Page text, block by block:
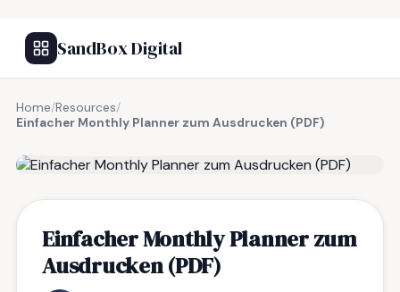
SandBox Digital
Home/Resources/
Einfacher Monthly Planner zum Ausdrucken (PDF)
Einfacher Monthly Planner zum
Ausdrucken (PDF)